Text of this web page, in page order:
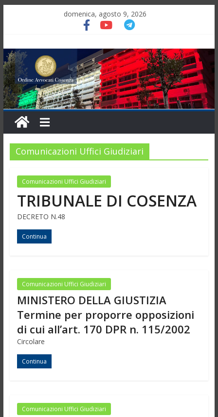
domenica, agosto 9, 2026
Comunicazioni Uffici Giudiziari
Comunicazioni Uffici Giudiziari
TRIBUNALE DI COSENZA
DECRETO N.48
Continua
Comunicazioni Uffici Giudiziari
MINISTERO DELLA GIUSTIZIA
Termine per proporre opposizioni
di cui all’art. 170 DPR n. 115/2002
Circolare
Continua
Comunicazioni Uffici Giudiziari